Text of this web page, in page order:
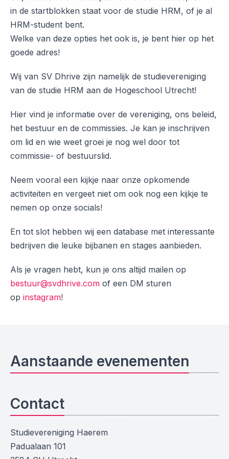
in de startblokken staat voor de studie HRM, of je al
HRM-student bent.
Welke van deze opties het ook is, je bent hier op het
goede adres!
Wij van SV Dhrive zijn namelijk de studievereniging
van de studie HRM aan de Hogeschool Utrecht!
Hier vind je informatie over de vereniging, ons beleid,
het bestuur en de commissies. Je kan je inschrijven
om lid en wie weet groei je nog wel door tot
commissie- of bestuurslid.
Neem vooral een kijkje naar onze opkomende
activiteiten en vergeet niet om ook nog een kijkje te
nemen op onze socials!
En tot slot hebben wij een database met interessante
bedrijven die leuke bijbanen en stages aanbieden.
Als je vragen hebt, kun je ons altijd mailen op
bestuur@svdhrive.com of een DM sturen
op instagram!
Aanstaande evenementen
Contact
Studievereniging Haerem
Padualaan 101